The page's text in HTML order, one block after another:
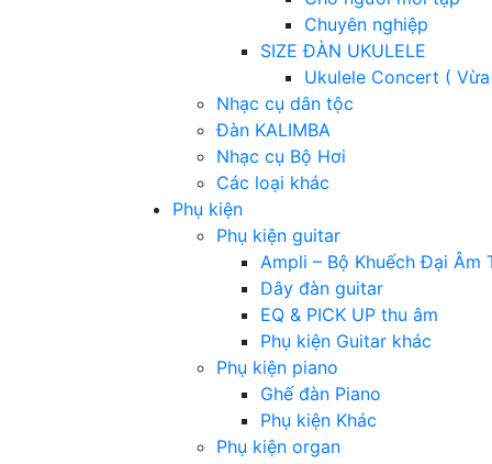
Chuyên nghiệp
SIZE ĐÀN UKULELE
Ukulele Concert ( Vừa
Nhạc cụ dân tộc
Đàn KALIMBA
Nhạc cụ Bộ Hơi
Các loại khác
Phụ kiện
Phụ kiện guitar
Ampli – Bộ Khuếch Đại Âm
Dây đàn guitar
EQ & PICK UP thu âm
Phụ kiện Guitar khác
Phụ kiện piano
Ghế đàn Piano
Phụ kiện Khác
Phụ kiện organ